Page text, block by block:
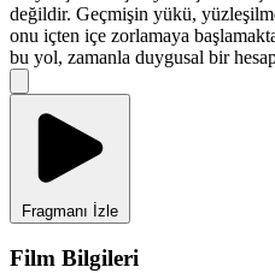
değildir. Geçmişin yükü,
onu içten içe zorlamaya
bu yol, zamanla duygusal bir
Fragmanı İzle
Film Bilgileri